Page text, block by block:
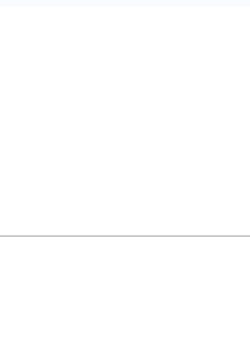
FOR 3DSMAX
V-ray for 3dsmax, đề xuất quy trình
đổi qua V-ray for 3dsmax với quy
cũ của V-ray, chưa cập nhật kiến thức
chưa hệ thống được các bước làm
việc sang 3dsmax và V-ray cho 3dsmax.
3dsmax để diễn hoạ với Plugin V-ray
để diễn hoạ phối cảnh.